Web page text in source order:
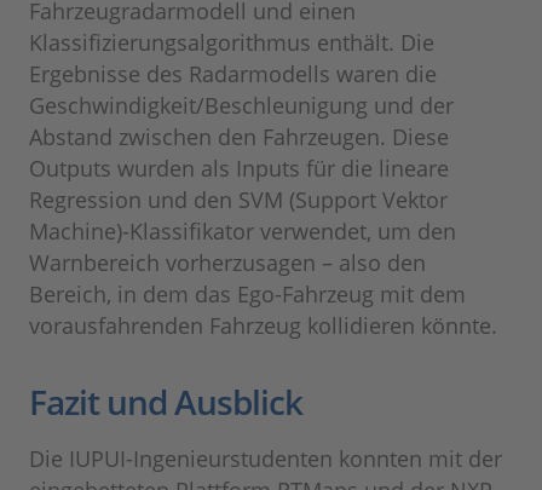
Fahrzeugradarmodell und einen
Klassifizierungsalgorithmus enthält. Die
Ergebnisse des Radarmodells waren die
Geschwindigkeit/Beschleunigung und der
Abstand zwischen den Fahrzeugen. Diese
Outputs wurden als Inputs für die lineare
Regression und den SVM (Support Vektor
Machine)-Klassifikator verwendet, um den
Warnbereich vorherzusagen – also den
Bereich, in dem das Ego-Fahrzeug mit dem
vorausfahrenden Fahrzeug kollidieren könnte.
Fazit und Ausblick
Die IUPUI-Ingenieurstudenten konnten mit der